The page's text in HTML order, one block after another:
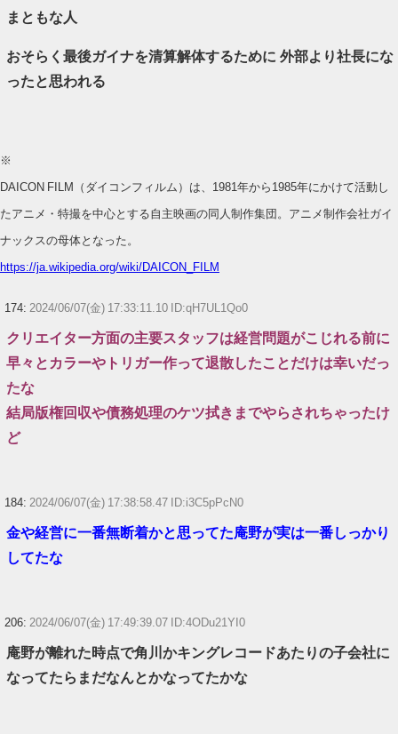
まともな人
おそらく最後ガイナを清算解体するために 外部より社長にな
ったと思われる
※
DAICON FILM（ダイコンフィルム）は、1981年から1985年にかけて活動し
たアニメ・特撮を中心とする自主映画の同人制作集団。アニメ制作会社ガイ
ナックスの母体となった。
https://ja.wikipedia.org/wiki/DAICON_FILM
174: 2024/06/07(金) 17:33:11.10 ID:qH7UL1Qo0
クリエイター方面の主要スタッフは経営問題がこじれる前に
早々とカラーやトリガー作って退散したことだけは幸いだっ
たな
結局版権回収や債務処理のケツ拭きまでやらされちゃったけ
ど
184: 2024/06/07(金) 17:38:58.47 ID:i3C5pPcN0
金や経営に一番無断着かと思ってた庵野が実は一番しっかり
してたな
206: 2024/06/07(金) 17:49:39.07 ID:4ODu21YI0
庵野が離れた時点で角川かキングレコードあたりの子会社に
なってたらまだなんとかなってたかな